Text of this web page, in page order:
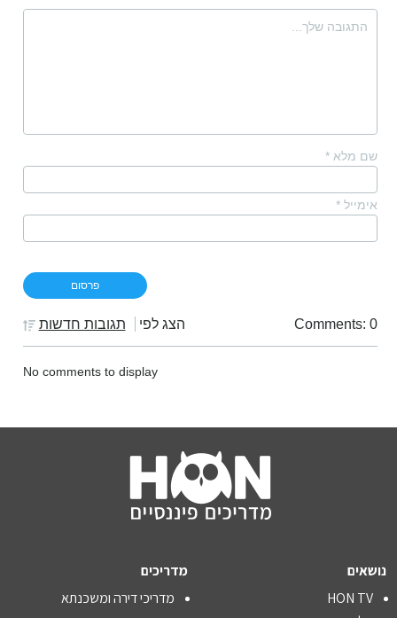
שם מלא *
אימייל *
Comments: 0 הצג לפי תגובות חדשות
No comments to display
נושאים
HON TV
מדריכים
מדריכי דירה ומשכנתא